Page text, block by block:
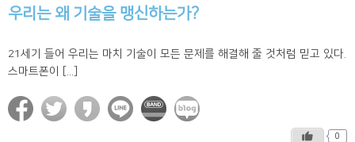
우리는 왜 기술을 맹신하는가?
21세기 들어 우리는 마치 기술이 모든 문제를 해결해 줄 것처럼 믿고 있다.
스마트폰이 [...]
0